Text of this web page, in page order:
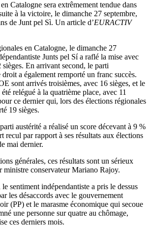
Catalogne sera extrêmement tendue dans
à la victoire, le dimanche 27 septembre,
de Junt pel Sì. Un article d’EURACTIV
en Catalogne, le dimanche 27
Junts pel Sí a raflé la mise avec
En arrivant second, le parti
a également remporté un franc succès.
sont arrivés troisièmes, avec 16 sièges, et le
relégué à la quatrième place, avec 11
ce dernier qui, lors des élections régionales
19 sièges.
austérité a réalisé un score décevant à 9 %
recul par rapport à ses résultats aux élections
mai dernier.
générales, ces résultats sont un sérieux
ministre conservateur Mariano Rajoy.
le sentiment indépendantiste a pris le dessus
les désaccords avec le gouvernement
(PP) et le marasme économique qui secoue
une personne sur quatre au chômage,
ces derniers mois.